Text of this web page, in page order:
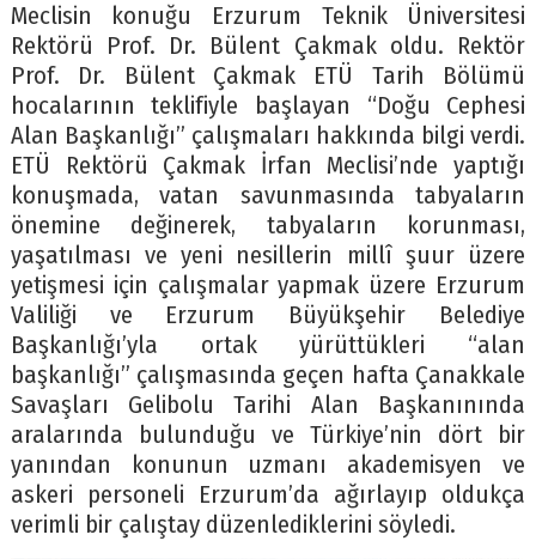
Meclisin konuğu Erzurum Teknik Üniversitesi
Rektörü Prof. Dr. Bülent Çakmak oldu. Rektör
Prof. Dr. Bülent Çakmak ETÜ Tarih Bölümü
hocalarının teklifiyle başlayan “Doğu Cephesi
Alan Başkanlığı” çalışmaları hakkında bilgi verdi.
ETÜ Rektörü Çakmak İrfan Meclisi’nde yaptığı
konuşmada, vatan savunmasında tabyaların
önemine değinerek, tabyaların korunması,
yaşatılması ve yeni nesillerin millî şuur üzere
yetişmesi için çalışmalar yapmak üzere Erzurum
Valiliği ve Erzurum Büyükşehir Belediye
Başkanlığı’yla ortak yürüttükleri “alan
başkanlığı” çalışmasında geçen hafta Çanakkale
Savaşları Gelibolu Tarihi Alan Başkanınında
aralarında bulunduğu ve Türkiye’nin dört bir
yanından konunun uzmanı akademisyen ve
askeri personeli Erzurum’da ağırlayıp oldukça
verimli bir çalıştay düzenlediklerini söyledi.